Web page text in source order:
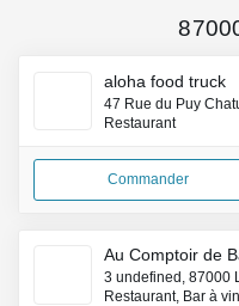
aloha food truck
47 Rue du Puy
Restaurant
Commander
Au Comptoir de
3 undefined, 87000
Restaurant, Bar à vin